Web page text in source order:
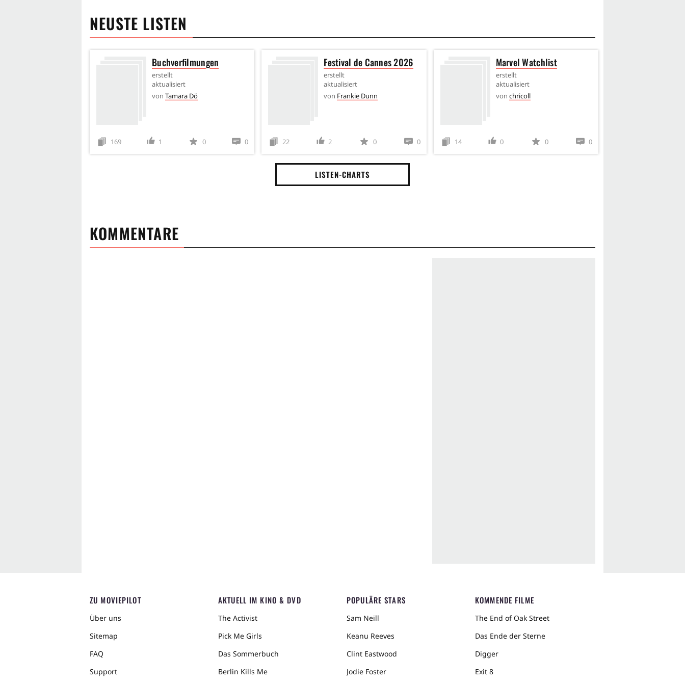
NEUSTE LISTEN
Buchverfilmungen
erstellt
aktualisiert
von Tamara Dö
169 1 0 0
Festival de Cannes 2026
erstellt
aktualisiert
von Frankie Dunn
22 2 0 0
Marvel Watchlist
erstellt
aktualisiert
von chricoll
14 0 0 0
LISTEN-CHARTS
KOMMENTARE
ZU MOVIEPILOT
Über uns
Sitemap
FAQ
Support
AKTUELL IM KINO & DVD
The Activist
Pick Me Girls
Das Sommerbuch
Berlin Kills Me
POPULÄRE STARS
Sam Neill
Keanu Reeves
Clint Eastwood
Jodie Foster
KOMMENDE FILME
The End of Oak Street
Das Ende der Sterne
Digger
Exit 8